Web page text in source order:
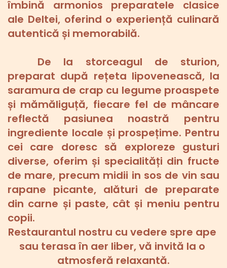
îmbină armonios preparatele clasice
ale Deltei, oferind o experiență culinară
autentică și memorabilă.
De la storceagul de sturion,
preparat după rețeta lipovenească, la
saramura de crap cu legume proaspete
și mămăliguță, fiecare fel de mâncare
reflectă pasiunea noastră pentru
ingrediente locale și prospețime. Pentru
cei care doresc să exploreze gusturi
diverse, oferim și specialități din fructe
de mare, precum midii in sos de vin sau
rapane picante, alături de preparate
din carne și paste, cât și meniu pentru
copii.
Restaurantul nostru cu vedere spre ape
sau terasa în aer liber, vă invită la o
atmosferă relaxantă.